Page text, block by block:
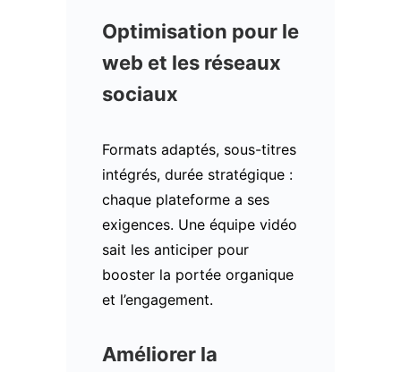
Optimisation pour le
web et les réseaux
sociaux
Formats adaptés, sous-titres
intégrés, durée stratégique :
chaque plateforme a ses
exigences. Une équipe vidéo
sait les anticiper pour
booster la portée organique
et l’engagement.
Améliorer la